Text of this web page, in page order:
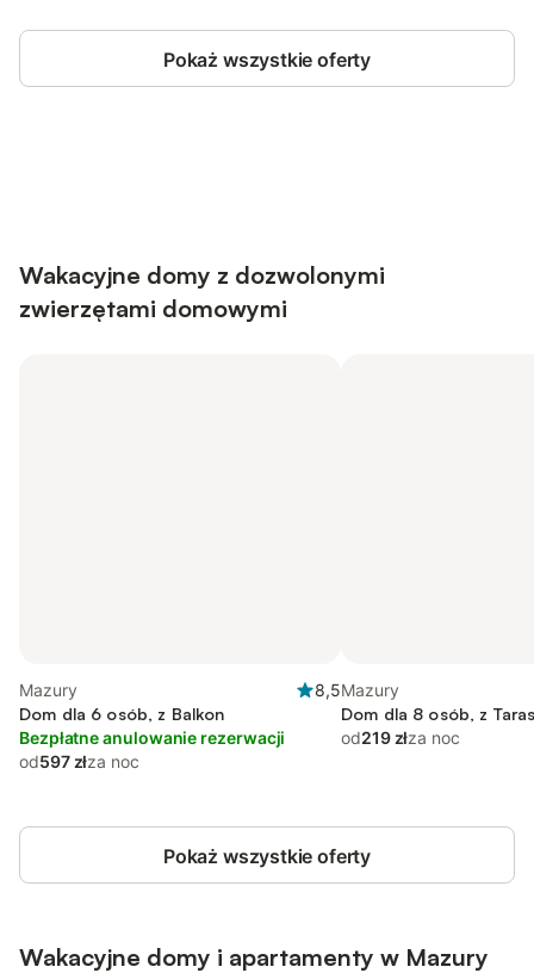
Pokaż wszystkie oferty
Wakacyjne domy z dozwolonymi
zwierzętami domowymi
Mazury
8,5
Dom dla 6 osób, z Balkon
Bezpłatne anulowanie rezerwacji
od597 złza noc
Mazury
Dom dla 8 osób, z
od219 złza noc
Pokaż wszystkie oferty
Wakacyjne domy i apartamenty w Mazury